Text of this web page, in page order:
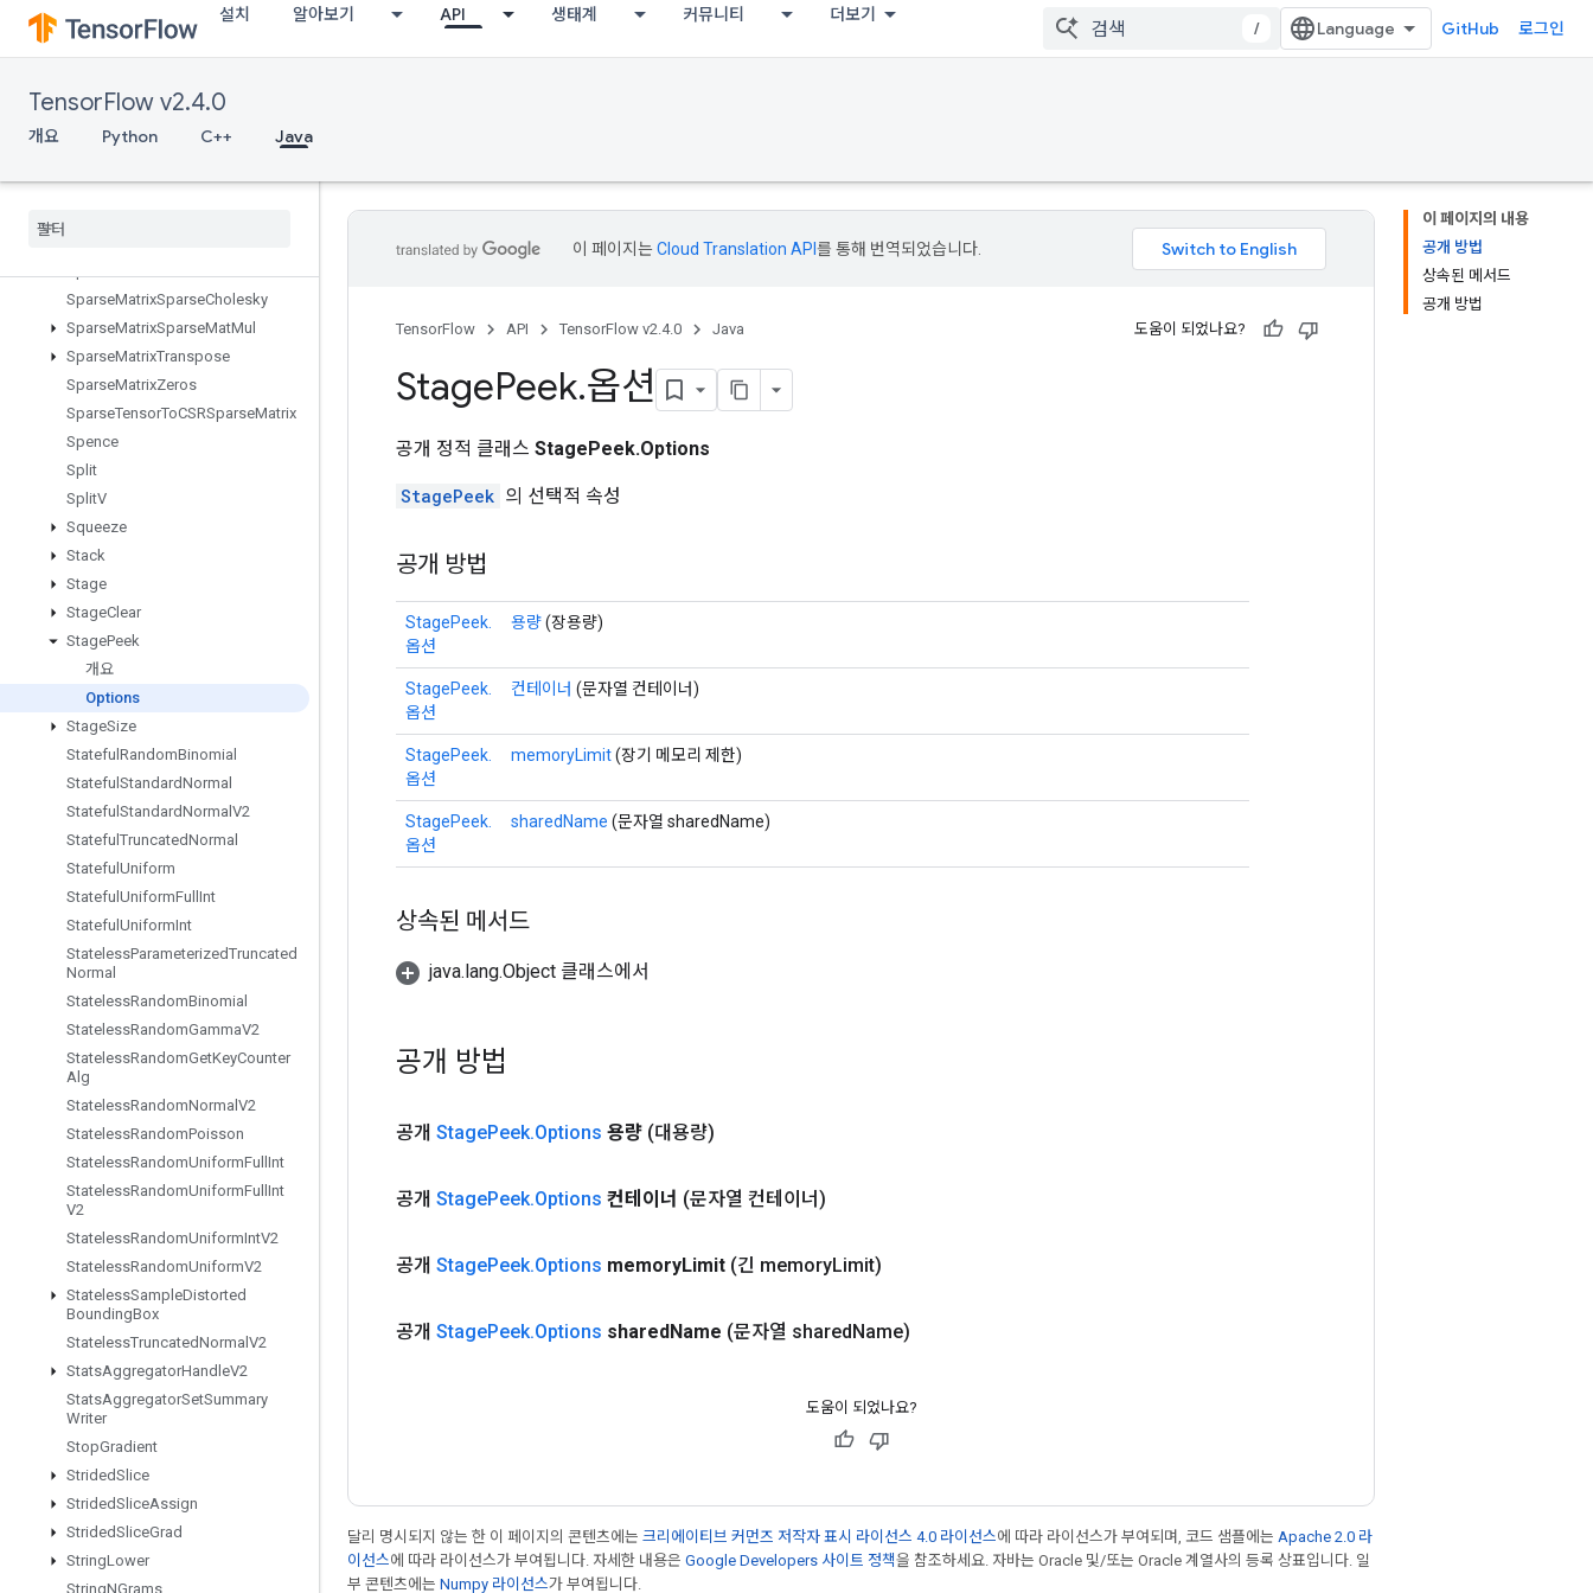
설치 알아보기 API 생태계 커뮤니티 더보기
/ GitHub 로그인
TensorFlow v2.4.0
개요 Python C++ Java
SparseCountSparseOutput
SparseCrossHashed
SparseMatrixAdd
SparseMatrixMatMul
SparseMatrixNNZ
SparseMatrixSparseCholesky
SparseMatrixSparseMatMul
SparseMatrixTranspose
SparseMatrixZeros
SparseTensorToCSRSparseMatrix
Spence
Split
SplitV
Squeeze
Stack
Stage
StageClear
StagePeek
개요
Options
StageSize
Stateful RandomBinomial
Stateful StandardNormal
Stateful StandardNormal V2
Stateful TruncatedNormal
Stateful Uniform
Stateful UniformFull Int
Stateful UniformInt
StatelessParameterizedTruncated
Normal
StatelessRandomBinomial
StatelessRandomGammaV2
StatelessRandomGetKeyCounter
Alg
StatelessRandomNormal V2
StatelessRandomPoisson
StatelessRandomUniformFull Int
StatelessRandomUniformFull Int
V2
StatelessRandomUniformIntV2
StatelessRandomUniformV2
StatelessSampleDistorted
BoundingBox
StatelessTruncatedNormal V2
StatsAggregatorHandleV2
StatsAggregatorSetSummary
Writer
StopGradient
StridedSlice
StridedSliceAssign
StridedSliceGrad
StringLower
StringNGrams
이 페이지의 내용
공개 방법
상속된 메서드
공개 방법
이 페이지는Cloud Translation API 를 통해 번역되었습니다.
TensorFlow API TensorFlow v2.4.0 Java 도움이 되었나요?
StagePeek.옵션
공개 정적 클래스 StagePeek.Options
StagePeek 의 선택적 속성
공개 방법
StagePeek.
옵션
용량(장용량)
StagePeek.
옵션
컨테이너 (문자열 컨테이너)
StagePeek.
옵션
memoryLimit(장기 메모리 제한)
StagePeek.
옵션
sharedName (문자열 sharedName)
상속된 메서드
java.lang.Object 클래스에서
공개 방법
공개 StagePeek.Options 용량 (대용량)
공개 StagePeek.Options 컨테이너 (문자열 컨테이너)
공개 StagePeek.Options memoryLimit (긴 memoryLimit)
공개 StagePeek.Options sharedName (문자열 sharedName)
도움이 되었나요?
달리 명시되지 않는 한 이 페이지의 콘텐츠에는 크리에이티브 커먼즈 저작자 표시 라이선스 4.0 라이선스에 따라 라이선스가 부여되며, 코드 샘플에는 Apache 2.0 라
이선스에 따라 라이선스가 부여됩니다. 자세한 내용은 Google Developers 사이트 정책을 참조하세요. 자바는 Oracle 및/또는 Oracle 계열사의 등록 상표입니다. 일
부 콘텐츠에는 Numpy 라이선스가 부여됩니다.